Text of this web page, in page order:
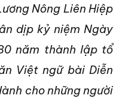
Nông Liên Hiệp
dịp kỷ niệm Ngày
năm thành lập tổ
Việt ngữ bài Diễn
cho những người